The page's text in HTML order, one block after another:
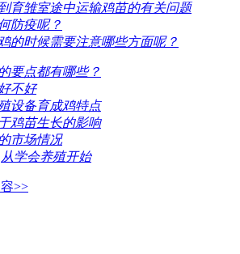
育雏室途中运输鸡苗的有关问题
防疫呢？
的时候需要注意哪些方面呢？
要点都有哪些？
不好
设备育成鸡特点
鸡苗生长的影响
市场情况
学会养殖开始
>>